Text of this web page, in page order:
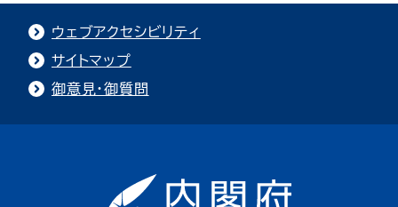
ウェブアクセシビリティ
サイトマップ
御意見・御質問